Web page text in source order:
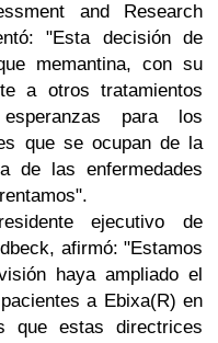
and Research
"Esta decisión de
memantina, con su
a otros tratamientos
para los
que se ocupan de la
de las enfermedades
ejecutivo de
afirmó: "Estamos
haya ampliado el
a Ebixa(R) en
que estas directrices